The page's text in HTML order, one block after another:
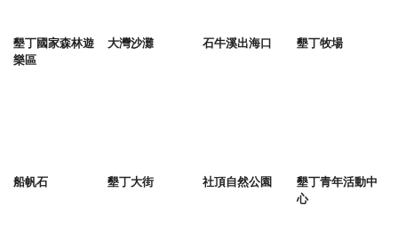
墾丁國家森林遊
樂區
大灣沙灘 石牛溪出海口 墾丁牧場
船帆石 墾丁大街 社頂自然公園
墾丁青年活動中
心